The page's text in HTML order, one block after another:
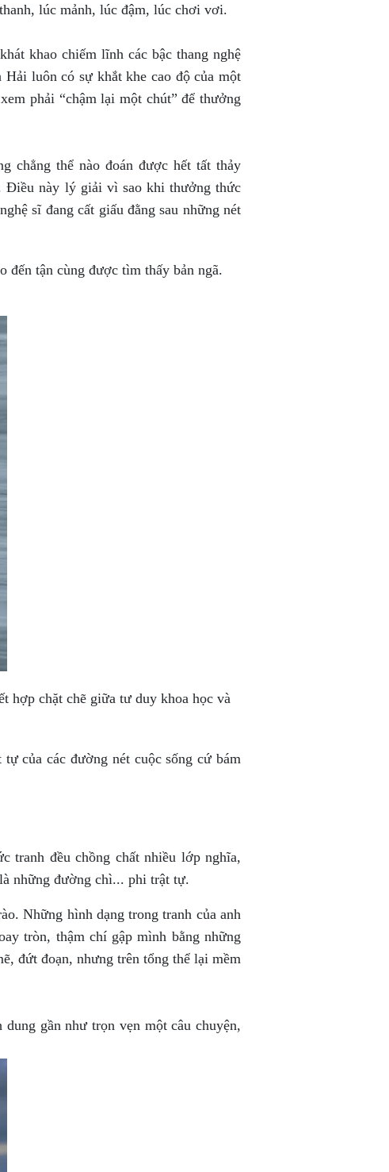
lúc mảnh, lúc đậm, lúc chơi vơi.
khao chiếm lĩnh các bậc thang nghệ
luôn có sự khắt khe cao độ của một
phải “chậm lại một chút” để thưởng
chẳng thể nào đoán được hết tất thảy
Điều này lý giải vì sao khi thưởng thức
sĩ đang cất giấu đằng sau những nét
tận cùng được tìm thấy bản ngã.
hợp chặt chẽ giữa tư duy khoa học và
của các đường nét cuộc sống cứ bám
tranh đều chồng chất nhiều lớp nghĩa,
những đường chì... phi trật tự.
Những hình dạng trong tranh của anh
tròn, thậm chí gập mình bằng những
đứt đoạn, nhưng trên tổng thể lại mềm
gần như trọn vẹn một câu chuyện,